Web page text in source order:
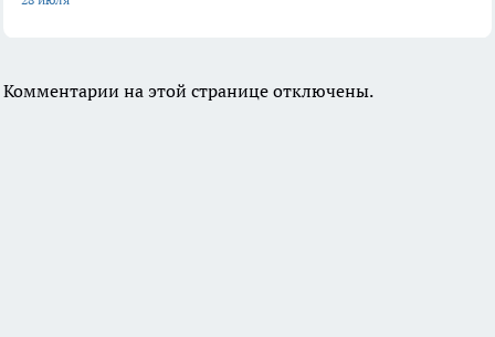
Комментарии на этой странице отключены.